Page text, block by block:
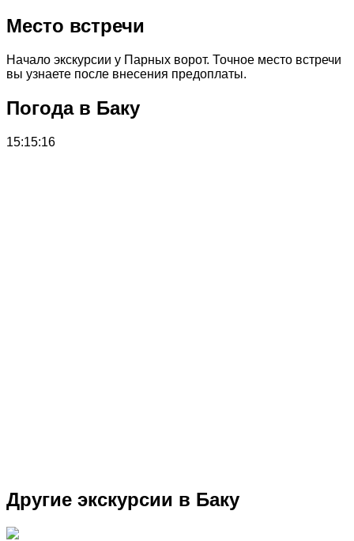
Место встречи
Начало экскурсии у Парных ворот. Точное место встречи
вы узнаете после внесения предоплаты.
Погода в Баку
15:15:16
Другие экскурсии в Баку